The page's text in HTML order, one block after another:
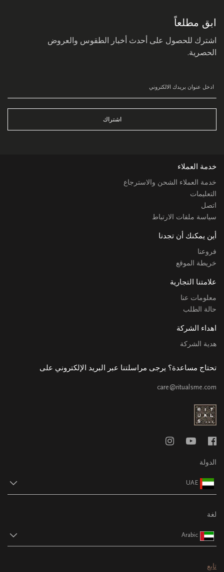
ابق مطلعاً
اشترك للحصول على أحدث أخبار الطقوس والعروض
الحصرية.
اشتراك
خدمة العملاء
خدمة العملاء الشحن والاسترجاع
التعليمات
اتصل
سياسة ملفات الارتباط
أين يمكنك أن تجدنا
فروعنا
خريطة الموقع
علامتنا التجارية
معلومات عنا
حالة الطلب
اهداء الشركة
هدية الشركة
تحتاج مساعدة؟ يرجى مراسلتنا عبر البريد الإلكتروني على
care@ritualsme.com
الدولة
UAE
لغة
Arabic
تابع